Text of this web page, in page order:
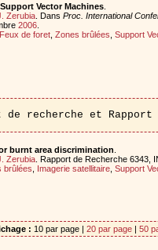
Vector Machines.
Zerubia. Dans Proc. International
2006.
Feux de foret, Zones brûlées Support
de recherche et Rapport
burnt area discrimination
Zerubia. Rapport de Recherche 6343,
brûlées Imagerie satellitaire, Support
: 10 par page | 20 par page | 50